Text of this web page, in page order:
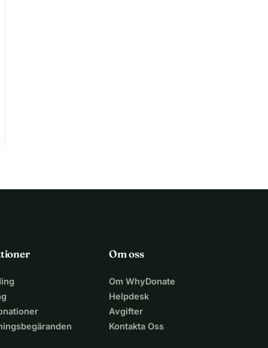
Om oss
Om WhyDonate
Helpdesk
Avgifter
Kontakta Oss